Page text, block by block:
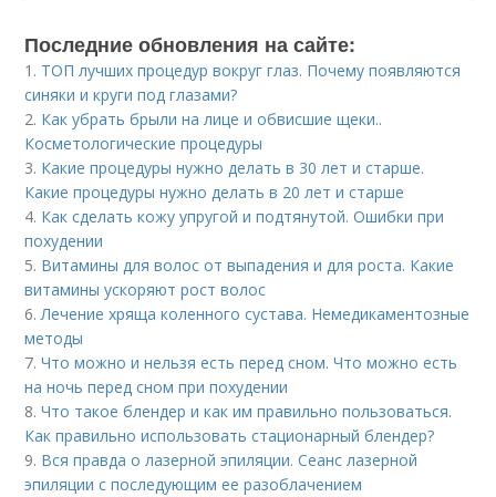
Последние обновления на сайте:
1. ТОП лучших процедур вокруг глаз. Почему появляются
синяки и круги под глазами?
2. Как убрать брыли на лице и обвисшие щеки..
Косметологические процедуры
3. Какие процедуры нужно делать в 30 лет и старше.
Какие процедуры нужно делать в 20 лет и старше
4. Как сделать кожу упругой и подтянутой. Ошибки при
похудении
5. Витамины для волос от выпадения и для роста. Какие
витамины ускоряют рост волос
6.Лечение хряща коленного сустава. Немедикаментозные
методы
7.Что можно и нельзя есть перед сном. Что можно есть
на ночь перед сном при похудении
8.Что такое блендер и как им правильно пользоваться.
Как правильно использовать стационарный блендер?
9. Вся правда о лазерной эпиляции. Сеанс лазерной
эпиляции с последующим ее разоблачением